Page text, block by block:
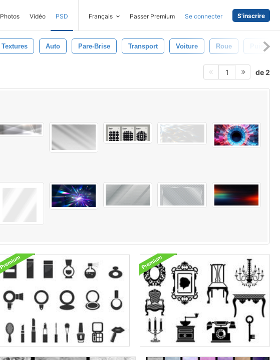
Photos Vidéo PSD Français Passer Premium Se connecter S'inscrire
Textures Auto Pare-Brise Transport Voiture Roue
1 de 2